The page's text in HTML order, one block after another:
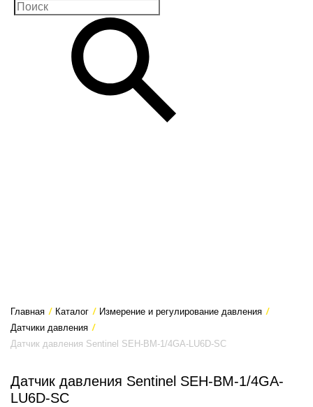
Главная / Каталог / Измерение и регулирование давления /
Датчики давления /
Датчик давления Sentinel SEH-BM-1/4GA-LU6D-SC
Датчик давления Sentinel SEH-BM-1/4GA-
LU6D-SC